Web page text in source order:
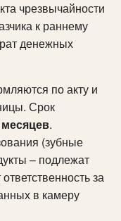
чрезвычайности
к раннему
денежных
по акту и
Срок
.
(зубные
– подлежат
за
в камеру